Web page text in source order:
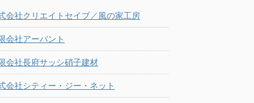
会社クリエイトセイブ／風の家工房
会社アーバント
会社長府サッシ硝子建材
会社シティー・ジー・ネット